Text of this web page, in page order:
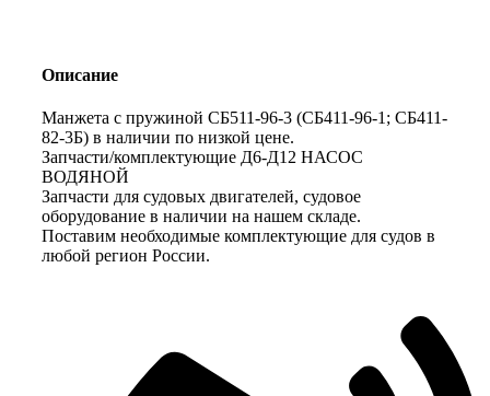
Описание
Манжета с пружиной СБ511-96-3 (СБ411-96-1; СБ411-
82-3Б) в наличии по низкой цене.
Запчасти/комплектующие Д6-Д12 НАСОС
ВОДЯНОЙ
Запчасти для судовых двигателей, судовое
оборудование в наличии на нашем складе.
Поставим необходимые комплектующие для судов в
любой регион России.